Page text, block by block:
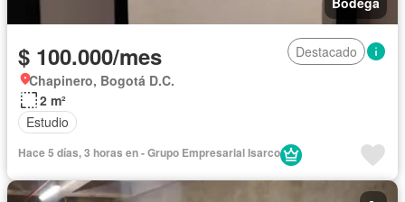
$ 100.000/mes
Destacado
Chapinero, Bogotá D.C.
2 m²
Estudio
Hace 5 días, 3 horas en - Grupo Empresarial Isarco